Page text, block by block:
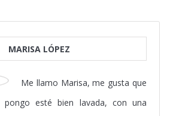
MARISA LÓPEZ
Me llamo Marisa, me gusta que
esté bien lavada, con una